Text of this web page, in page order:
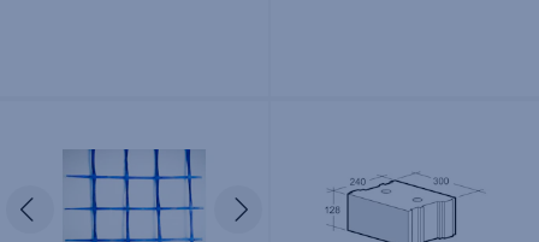
Edellinen